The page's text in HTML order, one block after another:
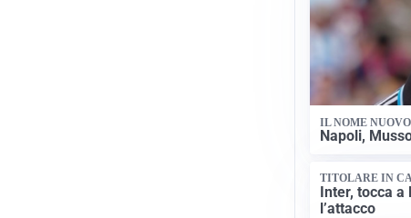
IL NOME NUOVO
Napoli,
TITOLARE IN
Inter, tocca a
l’attacco